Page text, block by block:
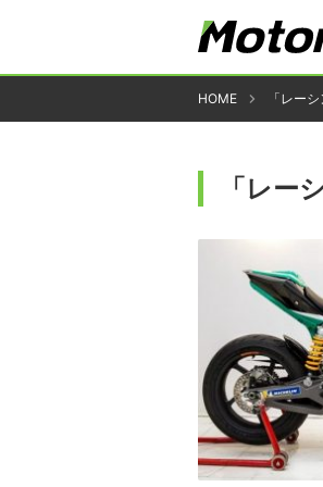
HOME 「レー
「レー